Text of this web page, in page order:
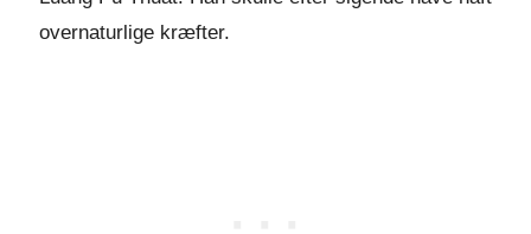
overnaturlige kræfter.